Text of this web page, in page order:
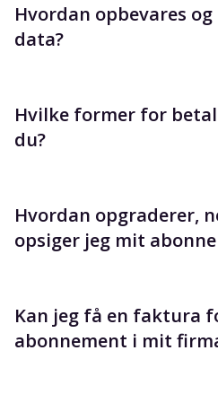
Hvordan opbevares
data?
Hvilke former for
du?
Hvordan opgraderer,
opsiger jeg mit
Kan jeg få en faktura
abonnement i mit